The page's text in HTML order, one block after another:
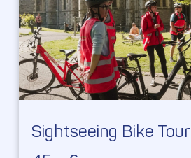
Sightseeing Bike Tour